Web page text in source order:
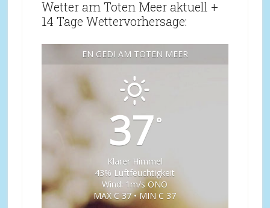
Wetter am Toten Meer aktuell +
14 Tage Wettervorhersage:
EN GEDI AM TOTEN MEER
37°
Klarer Himmel
43% Luftfeuchtigkeit
Wind: 1m/s ONO
MAX C 37 • MIN C 37